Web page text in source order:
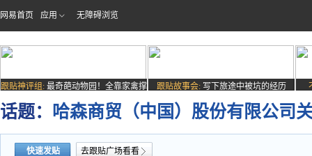
网易首页 应用 无障碍浏览
跟贴神评组: 最奇葩动物园！全靠家禽撑
场子
跟贴故事会: 写下旅途中被坑的经历
话题： 哈森商贸（中国）股份有限公司
快速发贴 去跟贴广场看看